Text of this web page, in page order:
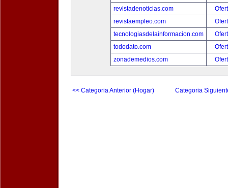
revistadenoticias.com
revistaempleo.com
tecnologiasdelainformacion.com
tododato.com
zonademedios.com
<< Categoria Anterior (Hogar) Categoria